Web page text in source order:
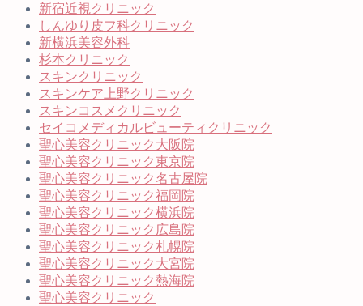
新宿近視クリニック
しんゆり皮フ科クリニック
新横浜美容外科
杉本クリニック
スキンクリニック
スキンケア上野クリニック
スキンコスメクリニック
セイコメディカルビューティクリニック
聖心美容クリニック大阪院
聖心美容クリニック東京院
聖心美容クリニック名古屋院
聖心美容クリニック福岡院
聖心美容クリニック横浜院
聖心美容クリニック広島院
聖心美容クリニック札幌院
聖心美容クリニック大宮院
聖心美容クリニック熱海院
聖心美容クリニック